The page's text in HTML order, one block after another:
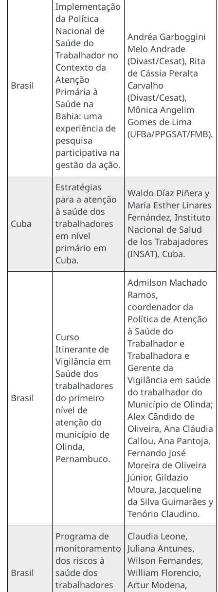
Brasil
Implementação
da Política
Nacional de
Saúde do
Trabalhador no
Contexto da
Atenção
Primária à
Saúde na
Bahia: uma
experiência de
pesquisa
participativa na
gestão da ação.
Andréa Garboggini
Melo Andrade
(Divast/Cesat), Rita
de Cássia Peralta
Carvalho
(Divast/Cesat),
Mônica Angelim
Gomes de Lima
(UFBa/PPGSAT/FMB).
Cuba
Estratégias
para a atenção
à saúde dos
trabalhadores
em nível
primário em
Cuba.
Waldo Díaz Piñera y
María Esther Linares
Fernández, Instituto
Nacional de Salud
de los Trabajadores
(INSAT), Cuba.
Brasil
Curso
Itinerante de
Vigilância em
Saúde dos
trabalhadores
do primeiro
nível de
atenção do
município de
Olinda,
Pernambuco.
Admilson Machado
Ramos,
coordenador da
Política de Atenção
à Saúde do
Trabalhador e
Trabalhadora e
Gerente da
Vigilância em saúde
do trabalhador do
Município de Olinda;
Alex Cãndido de
Oliveira, Ana Cláudia
Callou, Ana Pantoja,
Fernando José
Moreira de Oliveira
Júnior, Gildazio
Moura, Jacqueline
da Silva Guimarães y
Tenório Claudino.
Brasil
Programa de
monitoramento
dos riscos à
saúde dos
trabalhadores
Claudia Leone,
Juliana Antunes,
Wilson Fernandes,
William Florencio,
Artur Modena,